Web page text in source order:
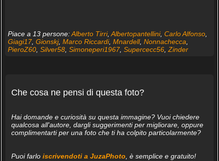
Piace a 13 persone:Alberto Tirri,Albertopantellini, Carlo Alfonso,
Giagi17, Gionskj, Marco Riccardi, Mnardell, Nonnachecca,
PieroZ60, Silver58, Simoneperi1967, Supercecc56,Zinder
Che cosa ne pensi di questa foto?
Hai domande e curiosità su questa immagine? Vuoi chiedere
qualcosa all'autore, dargli suggerimenti per migliorare, oppure
complimentarti per una foto che ti ha colpito particolarmente?
Puoi farlo iscrivendoti a JuzaPhoto , è semplice e gratuito!